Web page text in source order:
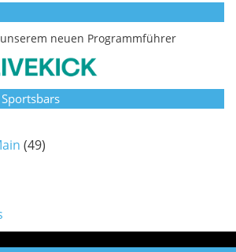
neuen Programmführer
(49)